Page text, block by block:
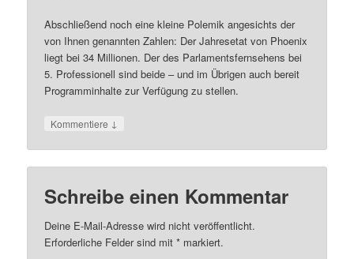
Abschließend noch eine kleine Polemik angesichts der
von Ihnen genannten Zahlen: Der Jahresetat von Phoenix
liegt bei 34 Millionen. Der des Parlamentsfernsehens bei
5. Professionell sind beide – und im Übrigen auch bereit
Programminhalte zur Verfügung zu stellen.
Kommentiere ↓
Schreibe einen Kommentar
Deine E-Mail-Adresse wird nicht veröffentlicht.
Erforderliche Felder sind mit* markiert.